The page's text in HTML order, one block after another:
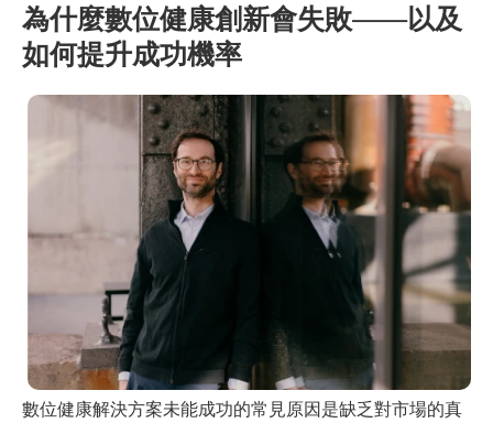
為什麼數位健康創新會失敗——以及
如何提升成功機率
數位健康解決方案未能成功的常見原因是缺乏對市場的真